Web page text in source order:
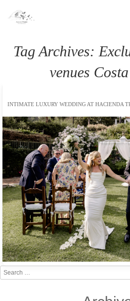
Skip to content
Tag Archives:
venues
INTIMATE LUXURY WEDDING AT HACIENDA
Search